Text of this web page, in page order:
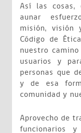
Así las cosas,
aunar
misión, visión
Código de
nuestro
usuarios y
personas que
y de esa
comunidad y
Aprovecho de
funcionarios